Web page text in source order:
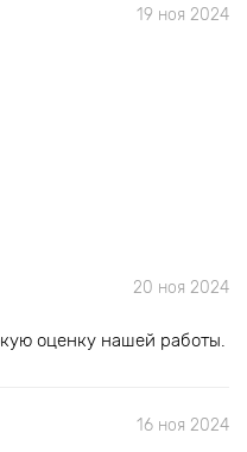
19 ноя 2024
20 ноя 2024
оценку нашей работы.
16 ноя 2024